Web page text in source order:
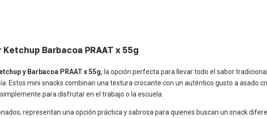
Barbacoa PRAAT x 55g
y Barbacoa PRAAT x 55g, la opción perfecta para llevar todo el sabor
Estos mini snacks combinan una textura crocante con un auténtico gusto a asado
para disfrutar en el trabajo o la escuela.
representan una opción práctica y sabrosa para quienes buscan un snack